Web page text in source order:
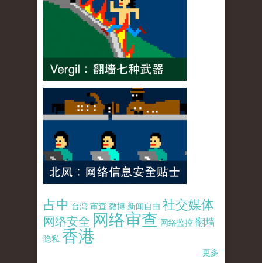
占中 台湾 审查 微博 新闻自由 社交媒体
网络安全 网络审查 网络监控 翻墙
隐私 香港
更多